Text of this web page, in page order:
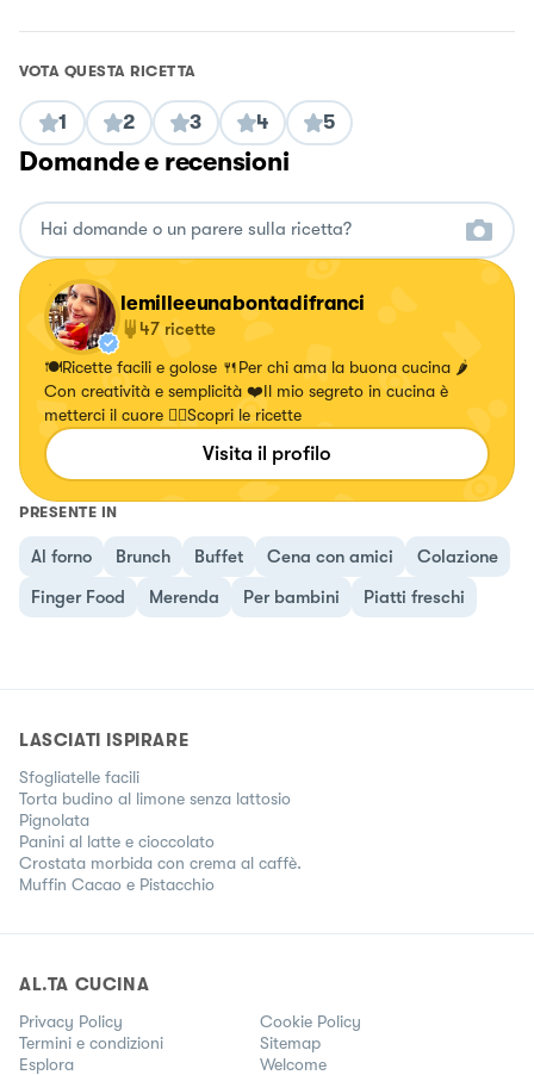
VOTA QUESTA RICETTA
1 2 3 4 5
Domande e recensioni
lemilleeunabontadifranci
47 ricette
🍽Ricette facili e golose 🍴Per chi ama la buona cucina 🌶
Con creatività e semplicità ❤️Il mio segreto in cucina è
metterci il cuore 👇🏻Scopri le ricette
Visita il profilo
PRESENTE IN
Al forno Brunch Buffet Cena con amici
Colazione
Finger Food
Merenda Per bambini Piatti freschi
LASCIATI ISPIRARE
Sfogliatelle facili
Torta budino al limone senza lattosio
Pignolata
Panini al latte e cioccolato
Crostata morbida con crema al caffè.
Muffin Cacao e Pistacchio
AL.TA CUCINA
Privacy Policy
Cookie Policy
Termini e condizioni
Sitemap
Esplora
Welcome